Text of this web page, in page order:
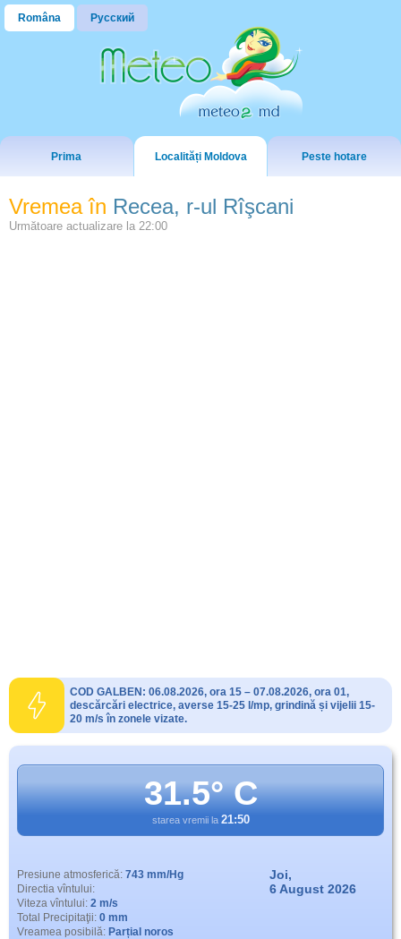
Româna Русский
Prima Localități Moldova Peste hotare
Vremea în Recea, r-ul Rîşcani
Următoare actualizare la 22:00
COD GALBEN: 06.08.2026, ora 15 – 07.08.2026, ora 01,
descărcări electrice, averse 15-25 l/mp, grindină și vijelii 15-
20 m/s în zonele vizate.
31.5° C
starea vremii la 21:50
Presiune atmosferică: 743 mm/Hg
Directia vîntului:
Viteza vîntului: 2 m/s
Total Precipitaţii: 0 mm
Vreamea posibilă: Parțial noros
Joi,
6 August 2026